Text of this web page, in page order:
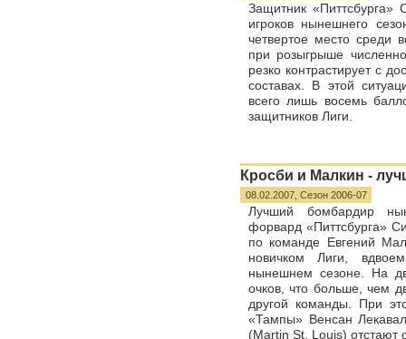
Защитник «Питтсбурга»
игроков нынешнего
четвертое место среди
при розыгрыше
резко контрастирует с
составах. В этой
всего лишь восемь
защитников Лиги.
Кросби и Малкин -
08.02.2007, Сезон 2006-07
Лучший бомбардир
форвард «Питтсбурга»
по команде Евгений
новичком Лиги,
нынешнем сезоне. На
очков, что больше, чем
другой команды. При
«Тампы» Венсан
(Martin St. Louis) отстают